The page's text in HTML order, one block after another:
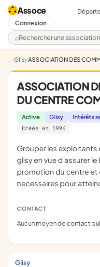
Assoce
Rechercher une
Connexion
GlisyASSOCIATION DES
ASSOCIATION
DU CENTRE
Active Glisy Intérêts
Créée en 1994
Grouper les exploitants du centre commercial de
glisy en vue d assurer
promotion du centre et
necessaires pour
CONTACT
Aucun moyen de contact
Glisy